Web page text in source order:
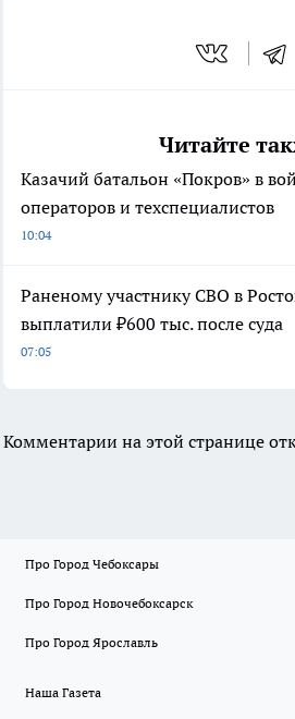
Читайте
Казачий батальон «Покров» в
операторов и техспециалистов
10:04
Раненому участнику СВО в
выплатили ₽600 тыс. после суда
07:05
Комментарии на этой странице
Про Город Чебоксары
Про Город Новочебоксарск
Про Город Ярославль
Наша Газета